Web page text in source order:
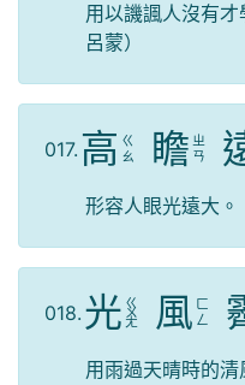
用以譏諷人沒有
呂蒙）
017. 高 ㄍ
ㄠ
瞻 ㄓ
ㄢ
形容人眼光遠大。
018. 光 ㄍ
ㄨ
ㄤ 風 ㄈ
ㄥ
用雨過天晴時的